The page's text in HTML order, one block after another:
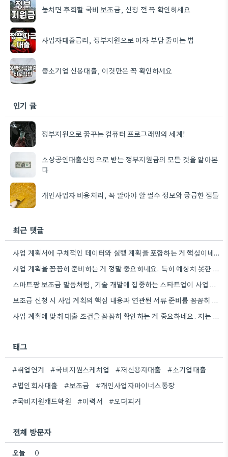
놓치면 후회할 국비 보조금, 신청 전 꼭 확인하세요
사업자대출금리, 정부지원으로 이자 부담 줄이는 법
중소기업 신용대출, 이것만은 꼭 확인하세요
인기 글
정부지원으로 꿈꾸는 컴퓨터 프로그래밍의 세계!
소상공인대출신청으로 받는 정부지원금의 모든 것을 알아본
다
개인사업자 비용처리, 꼭 알아야 할 필수 정보와 궁금한 점들
최근 댓글
사업 계획서에 구체적인 데이터와 실행 계획을 포함하는 게 핵심이네요. 제가 비슷한 경험이 있어서, 단순히 아이디어를…
사업 계획을 꼼꼼히 준비하는 게 정말 중요하네요. 특히 예상치 못한 지출 때문에 어려움을 겪는 경우도…
스마트팜 보조금 말씀처럼, 기술 개발에 집중하는 스타트업이 사업 모델과 연결해서 시너지를 낼 수 있다면 정말…
보조금 신청 시 사업 계획의 핵심 내용과 연관된 서류 준비를 꼼꼼히 하는 것이 중요하네요. 특히…
사업 계획에 맞춰 대출 조건을 꼼꼼히 확인하는 게 중요하네요. 저는 사업 확장 시 금리 변화를…
태그
#취업연계 #국비지원스케치업 #저신용자대출
#소기업대출
#법인회사대출
#보조금
#개인사업자마이너스통장
#국비지원캐드학원
#이력서 #오더피커
전체 방문자
오늘 0